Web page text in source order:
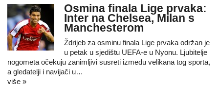
Osmina finala Lige prvaka:
Inter na Chelsea, Milan s
Manchesterom
Ždrijeb za osminu finala Lige prvaka održan je
u petak u sjedištu UEFA-e u Nyonu. Ljubitelje
nogometa očekuju zanimljivi susreti između velikana tog sporta,
a gledatelji i navijači u…
više »